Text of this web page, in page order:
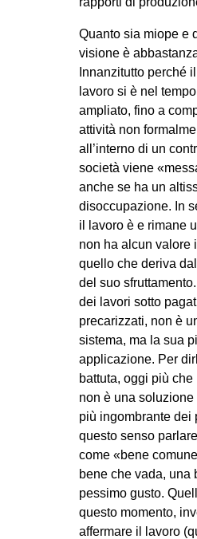
ESTREMO
MEDIO
in
Quanto sia miope e
visione è
Innanzitutto perché
lavoro si è nel
ampliato, fino a
attività non
all’interno di un
società viene
anche se ha un
disoccupazione. In
il lavoro è e rimane
non ha alcun valore
quello che deriva
del suo
dei lavori sotto
precarizzati, non è
sistema, ma la sua
applicazione. Per
battuta, oggi più
non è una
più ingombrante dei
questo senso
come «bene
bene che vada, una
pessimo gusto.
questo momento,
affermare il lavoro